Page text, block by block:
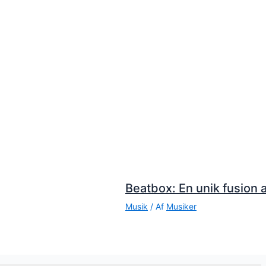
Beatbox: En unik fusion
Musik / Af Musiker